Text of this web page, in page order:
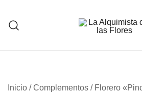
contenido
Inicio /Complementos / Florero